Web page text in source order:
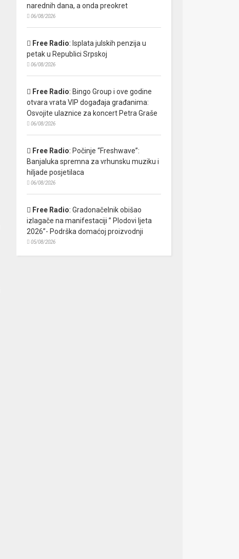
narednih dana, a onda preokret
06/08/2026
Free Radio: Isplata julskih penzija u
petak u Republici Srpskoj
06/08/2026
Free Radio: Bingo Group i ove godine
otvara vrata VIP događaja građanima:
Osvojite ulaznice za koncert Petra Graše
06/08/2026
Free Radio: Počinje “Freshwave”:
Banjaluka spremna za vrhunsku muziku i
hiljade posjetilaca
06/08/2026
Free Radio: Gradonačelnik obišao
izlagače na manifestaciji ” Plodovi ljeta
2026”- Podrška domaćoj proizvodnji
05/08/2026